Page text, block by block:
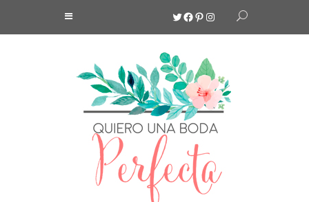
Twitter
Facebook
Pinterest
Instagram